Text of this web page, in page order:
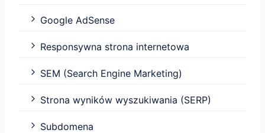
Google AdSense
Responsywna strona internetowa
SEM (Search Engine Marketing)
Strona wyników wyszukiwania (SERP)
Subdomena